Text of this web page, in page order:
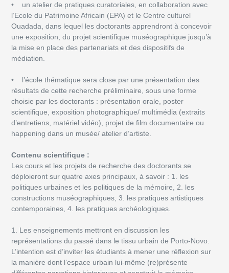
• un atelier de pratiques curatoriales, en collaboration avec
l’Ecole du Patrimoine Africain (EPA) et le Centre culturel
Ouadada, dans lequel les doctorants apprendront à concevoir
une exposition, du projet scientifique muséographique jusqu’à
la mise en place des partenariats et des dispositifs de
médiation.
• l’école thématique sera close par une présentation des
résultats de cette recherche préliminaire, sous une forme
choisie par les doctorants : présentation orale, poster
scientifique, exposition photographique/ multimédia (extraits
d’entretiens, matériel vidéo), projet de film documentaire ou
happening dans un musée/ atelier d’artiste.
Contenu scientifique :
Les cours et les projets de recherche des doctorants se
déploieront sur quatre axes principaux, à savoir : 1. les
politiques urbaines et les politiques de la mémoire, 2. les
constructions muséographiques, 3. les pratiques artistiques
contemporaines, 4. les pratiques archéologiques.
1. Les enseignements mettront en discussion les
représentations du passé dans le tissu urbain de Porto-Novo.
L’intention est d’inviter les étudiants à mener une réflexion sur
la manière dont l’espace urbain lui-même (re)présente